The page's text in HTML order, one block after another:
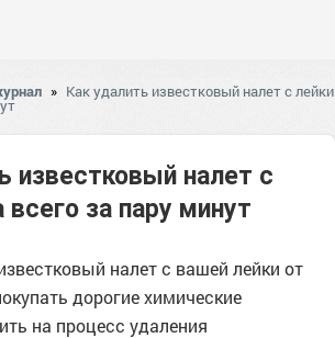
» Как удалить известковый налет с лейки
известковый налет с
за пару минут
налет с вашей лейки от
дорогие химические
на процесс удаления